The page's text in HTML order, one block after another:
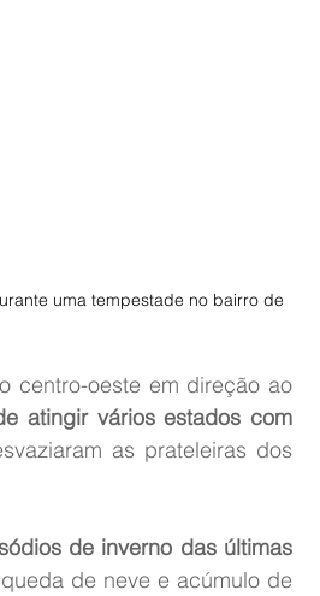
uma tempestade no bairro de
centro-oeste em direção ao
atingir vários estados com
as prateleiras dos
de inverno das últimas
de neve e acúmulo de